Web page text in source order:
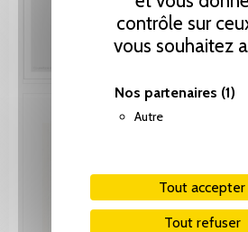
contrôle sur
vous souhaitez
Nos partenaires (1)
Autre
Tout accepter
Tout refuser